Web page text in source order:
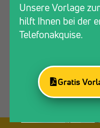
Unsere Vorlage
hilft Ihnen bei der
Telefonakquise.
Gratis